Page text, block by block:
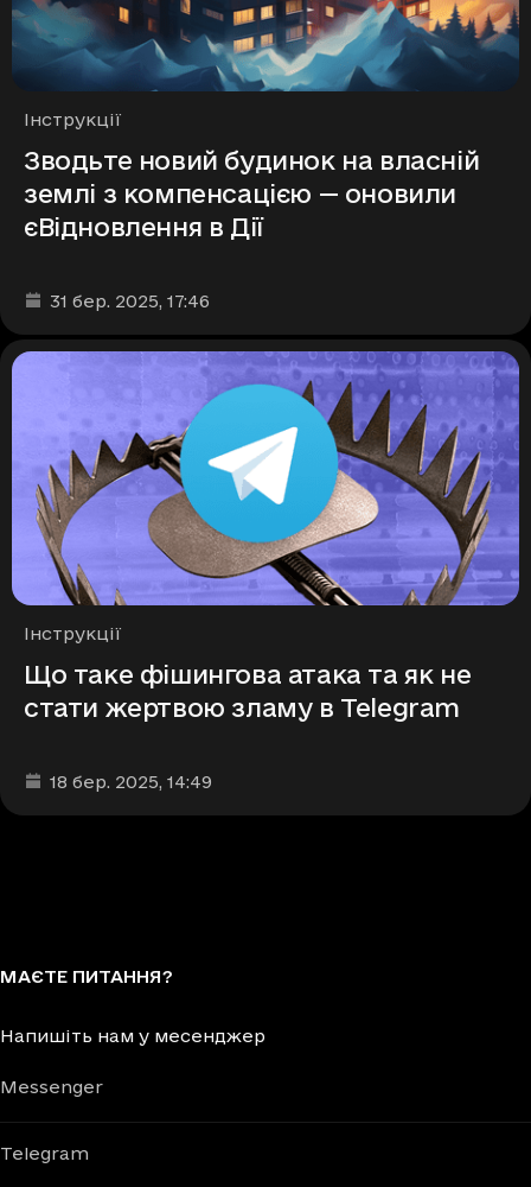
Рубрики
Інструкції
Зводьте новий будинок на власній
землі з компенсацією — оновили
єВідновлення в Дії
Дата та час публікації
31 бер. 2025, 17:46
Рубрики
Інструкції
Що таке фішингова атака та як не
стати жертвою зламу в Telegram
Дата та час публікації
18 бер. 2025, 14:49
МАЄТЕ ПИТАННЯ?
Напишіть нам у месенджер
Messenger
Telegram